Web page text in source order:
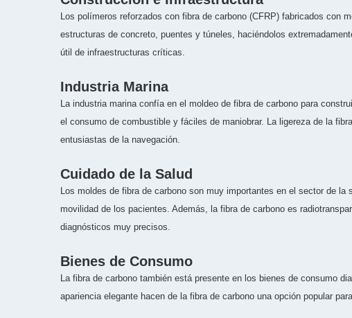
Los polímeros reforzados con fibra de carbono (CFRP) fabricados con
estructuras de concreto, puentes y túneles, haciéndolos
útil de infraestructuras críticas.
Industria Marina
La industria marina confía en el moldeo de fibra de carbono para
el consumo de combustible y fáciles de maniobrar. La ligereza de la
entusiastas de la navegación.
Cuidado de la Salud
Los moldes de fibra de carbono son muy importantes en el sector de
movilidad de los pacientes. Además, la fibra de carbono es
diagnósticos muy precisos.
Bienes de Consumo
La fibra de carbono también está presente en los bienes de consumo
apariencia elegante hacen de la fibra de carbono una opción popular